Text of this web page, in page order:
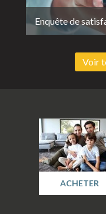
Enquête de
Voir
ACHETER